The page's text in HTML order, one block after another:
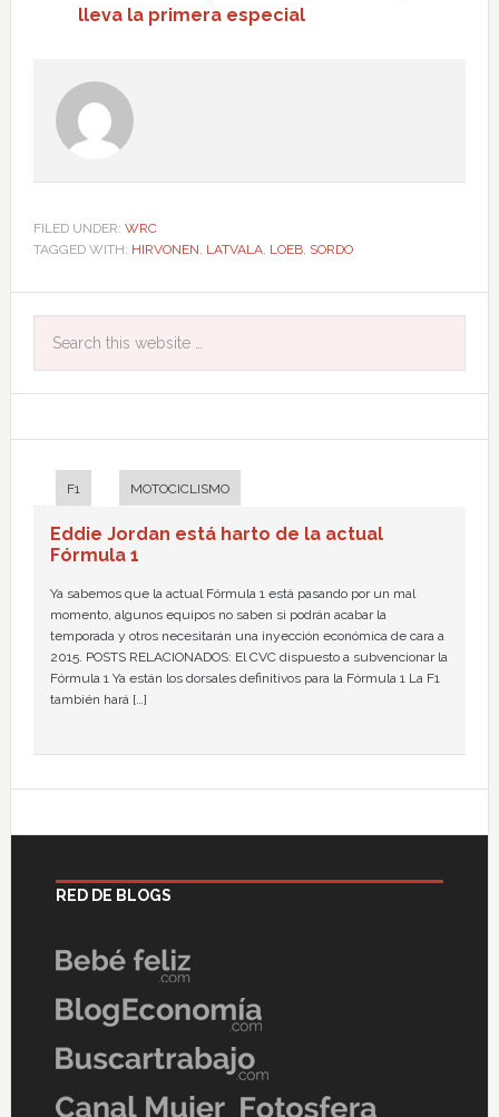
lleva la primera especial
FILED UNDER: WRC
TAGGED WITH: HIRVONEN, LATVALA, LOEB, SORDO
F1 MOTOCICLISMO
Eddie Jordan está harto de la actual
Fórmula 1
Ya sabemos que la actual Fórmula 1 está pasando por un mal
momento, algunos equipos no saben si podrán acabar la
temporada y otros necesitarán una inyección económica de cara a
2015. POSTS RELACIONADOS: El CVC dispuesto a subvencionar la
Fórmula 1 Ya están los dorsales definitivos para la Fórmula 1 La F1
también hará […]
RED DE BLOGS